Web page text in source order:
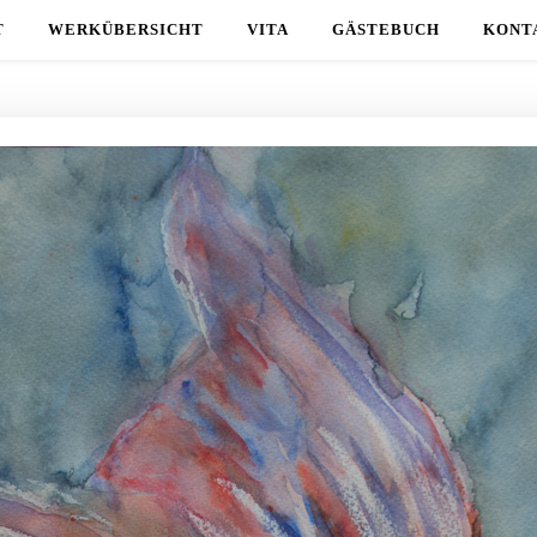
WERKÜBERSICHT VITA GÄSTEBUCH